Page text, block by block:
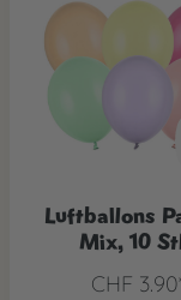
Luftballons
Mix, 10
CHF